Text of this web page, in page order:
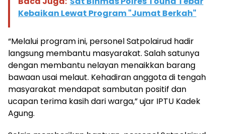
Kebaikan Lewat Program "Jumat Berkah"
“Melalui program ini, personel Satpolairud hadir
langsung membantu masyarakat. Salah satunya
dengan membantu nelayan menaikkan barang
bawaan usai melaut. Kehadiran anggota di tengah
masyarakat mendapat sambutan positif dan
ucapan terima kasih dari warga,” ujar IPTU Kadek
Agung.